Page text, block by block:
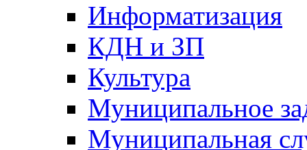
Информатизация
КДН и ЗП
Культура
Муниципальное
Муниципальная